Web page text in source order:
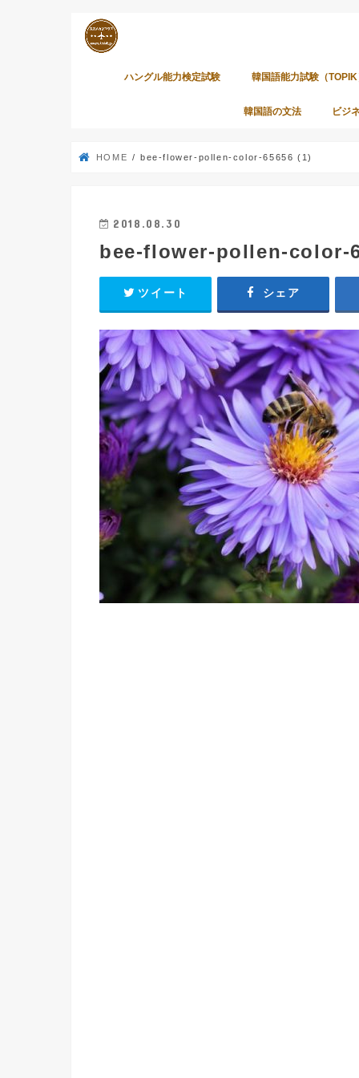
ハングル能力検定試験 韓国語能力試験（TOPIK
韓国語の文法 ビジ
HOME bee-flower-pollen-color-65656 (1)
2018.08.30
bee-flower-pollen-color-
ツイート シェア